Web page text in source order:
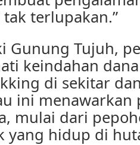
terlupakan.”
Gunung Tujuh,
keindahan
di sekitar
ini menawarkan
mulai dari
yang hidup di